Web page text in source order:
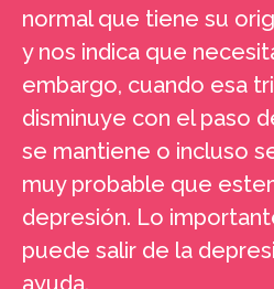
normal que tiene su
y nos indica que
embargo, cuando esa
disminuye con el paso
se mantiene o incluso
muy probable que
depresión. Lo
puede salir de la
ayuda.